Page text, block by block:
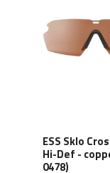
ESS Sklo
Hi-Def -
0478)